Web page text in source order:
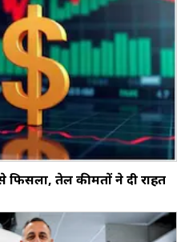
तेल कीमतों ने दी राहत